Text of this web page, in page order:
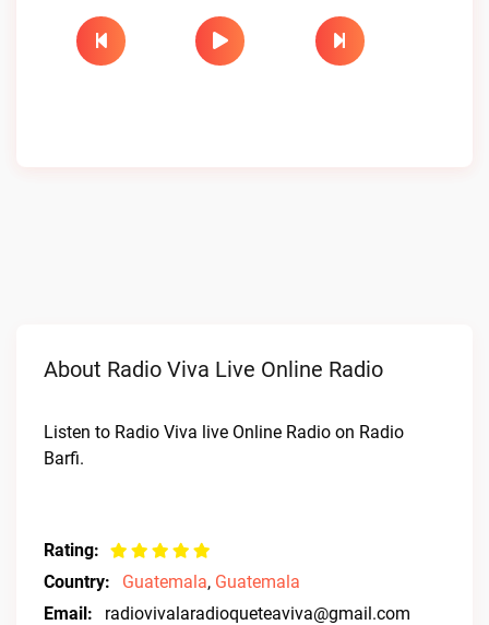
About Radio Viva Live Online Radio
Listen to Radio Viva live Online Radio on Radio
Barfi.
Rating:
Country:
Guatemala, Guatemala
Email:
radiovivalaradioqueteaviva@gmail.com